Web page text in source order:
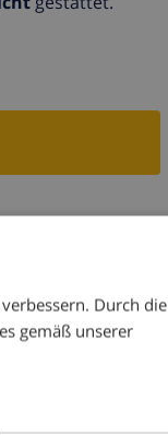
GERMAN
DUTCH
Durch die
gemäß unserer